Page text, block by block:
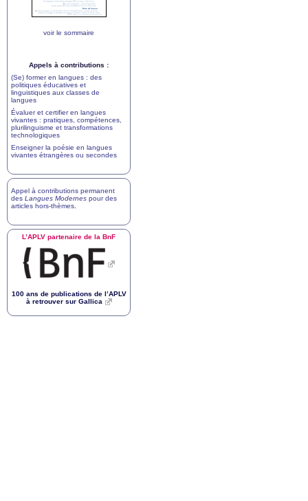
voir le sommaire
Appels à contributions :
(Se) former en langues : des
politiques éducatives et
linguistiques aux classes de
langues
Évaluer et certifier en langues
vivantes : pratiques, compétences,
plurilinguisme et transformations
technologiques
Enseigner la poésie en langues
vivantes étrangères ou secondes
Appel à contributions permanent
des Langues Modernes pour des
articles hors-thèmes
L’APLV partenaire de la BnF
100 ans de publications de l’APLV
à retrouver sur Gallica